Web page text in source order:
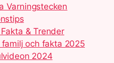
Varningstecken
& Trender
och fakta 2025
2024